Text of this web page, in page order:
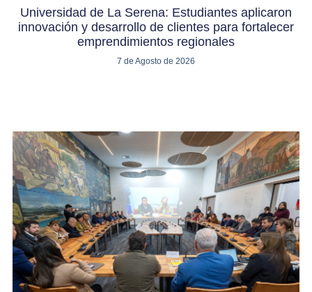
Universidad de La Serena: Estudiantes aplicaron
innovación y desarrollo de clientes para fortalecer
emprendimientos regionales
7 de Agosto de 2026